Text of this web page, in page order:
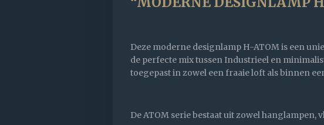
Deze moderne designlamp H-ATOM is een
de perfecte mix tussen Industrieel en
toegepast in zowel een fraaie loft als binnen
De ATOM serie bestaat uit zowel